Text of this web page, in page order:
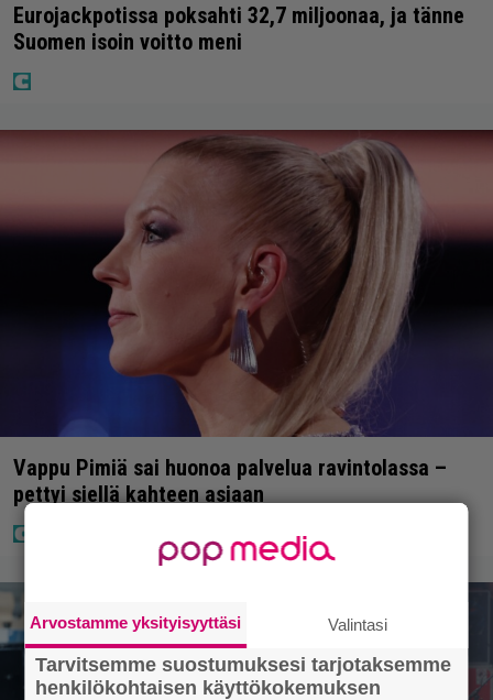
Eurojackpotissa poksahti 32,7 miljoonaa, ja tänne
Suomen isoin voitto meni
Vappu Pimiä sai huonoa palvelua ravintolassa –
pettyi siellä kahteen asiaan
Arvostamme yksityisyyttäsi Valintasi
Tarvitsemme suostumuksesi tarjotaksemme
henkilökohtaisen käyttökokemuksen